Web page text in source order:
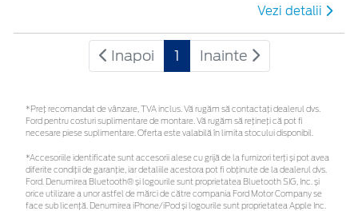
Vezi detalii
Inapoi 1 Inainte
*Preţ recomandat de vânzare, TVA inclus. Vă rugăm să contactaţi dealerul dvs.
Ford pentru costuri suplimentare de montare. Vă rugăm să rețineți că pot fi
necesare piese suplimentare. Oferta este valabilă în limita stocului disponibil.
*Accesoriile identificate sunt accesorii alese cu grijă de la furnizori terți și pot avea
diferite condiții de garanție, iar detaliile acestora pot fi obținute de la dealerul dvs.
Ford. Denumirea Bluetooth® și logourile sunt proprietatea Bluetooth SIG, Inc. și
orice utilizare a unor astfel de mărci de către compania Ford Motor Company se
face sub licență. Denumirea iPhone/iPod și logourile sunt proprietatea Apple Inc.